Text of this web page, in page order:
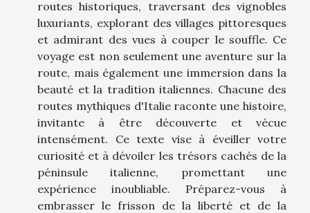
routes historiques, traversant des vignobles
luxuriants, explorant des villages pittoresques
et admirant des vues à couper le souffle. Ce
voyage est non seulement une aventure sur la
route, mais également une immersion dans la
beauté et la tradition italiennes. Chacune des
routes mythiques d'Italie raconte une histoire,
invitante à être découverte et vécue
intensément. Ce texte vise à éveiller votre
curiosité et à dévoiler les trésors cachés de la
péninsule italienne, promettant une
expérience inoubliable. Préparez-vous à
embrasser le frisson de la liberté et de la